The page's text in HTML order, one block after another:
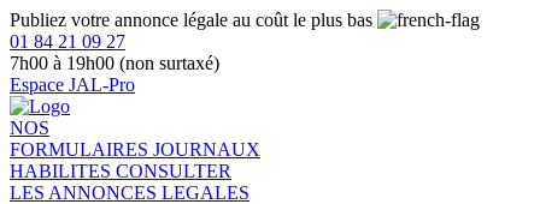
Publiez votre annonce légale au coût le plus bas
01 84 21 09 27
7h00 à 19h00 (non surtaxé)
Espace JAL-Pro
NOS
FORMULAIRES JOURNAUX
HABILITES CONSULTER
LES ANNONCES LEGALES